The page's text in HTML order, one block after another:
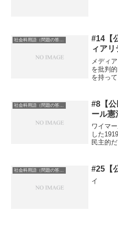
社会科用語（問題の答え）
#14【
ィア
メディ
を批判
を持っ
#8【
ール憲
ワイマ
した
民主的
む・・
#25【
イ